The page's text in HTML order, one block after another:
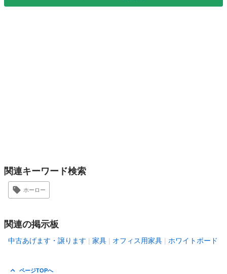
関連キーワード検索
ホーロー
関連の掲示板
中古あげます・譲ります 家具 オフィス用家具 ホワイトボード
ページTOPへ